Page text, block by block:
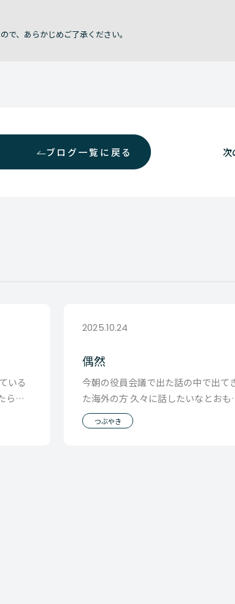
、あらかじめご了承ください。
ブログ一覧に戻る 次
いる
ら、
いた
2025.10.24
偶然
今朝の役員会議で出た話の中で出て
た海外の方 久々に話したいなとおも
て席にもどってみたら Whatsupにメ
セージが
つぶやき